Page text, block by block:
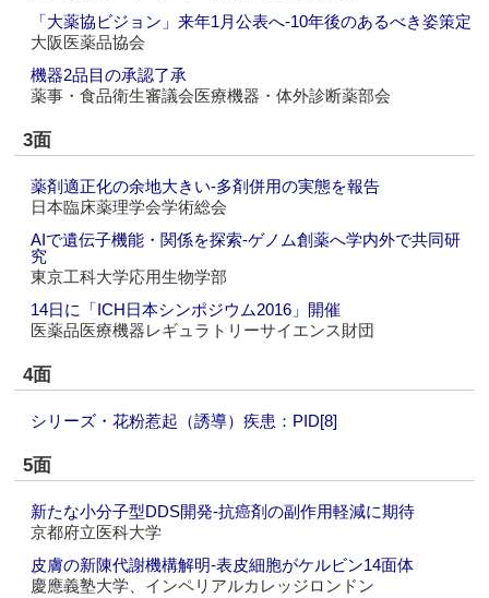
「大薬協ビジョン」来年1月公表へ‐10年後のあるべき姿策定
大阪医薬品協会
機器2品目の承認了承
薬事・食品衛生審議会医療機器・体外診断薬部会
3面
薬剤適正化の余地大きい‐多剤併用の実態を報告
日本臨床薬理学会学術総会
AIで遺伝子機能・関係を探索‐ゲノム創薬へ学内外で共同研
究
東京工科大学応用生物学部
14日に「ICH日本シンポジウム2016」開催
医薬品医療機器レギュラトリーサイエンス財団
4面
シリーズ・花粉惹起（誘導）疾患：PID[8]
5面
新たな小分子型DDS開発‐抗癌剤の副作用軽減に期待
京都府立医科大学
皮膚の新陳代謝機構解明‐表皮細胞がケルビン14面体
慶應義塾大学、インペリアルカレッジロンドン